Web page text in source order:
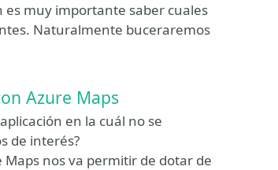
muy importante saber cuales
Naturalmente buceraremos
Azure Maps
en la cuál no se
de interés?
Maps nos va permitir de dotar de